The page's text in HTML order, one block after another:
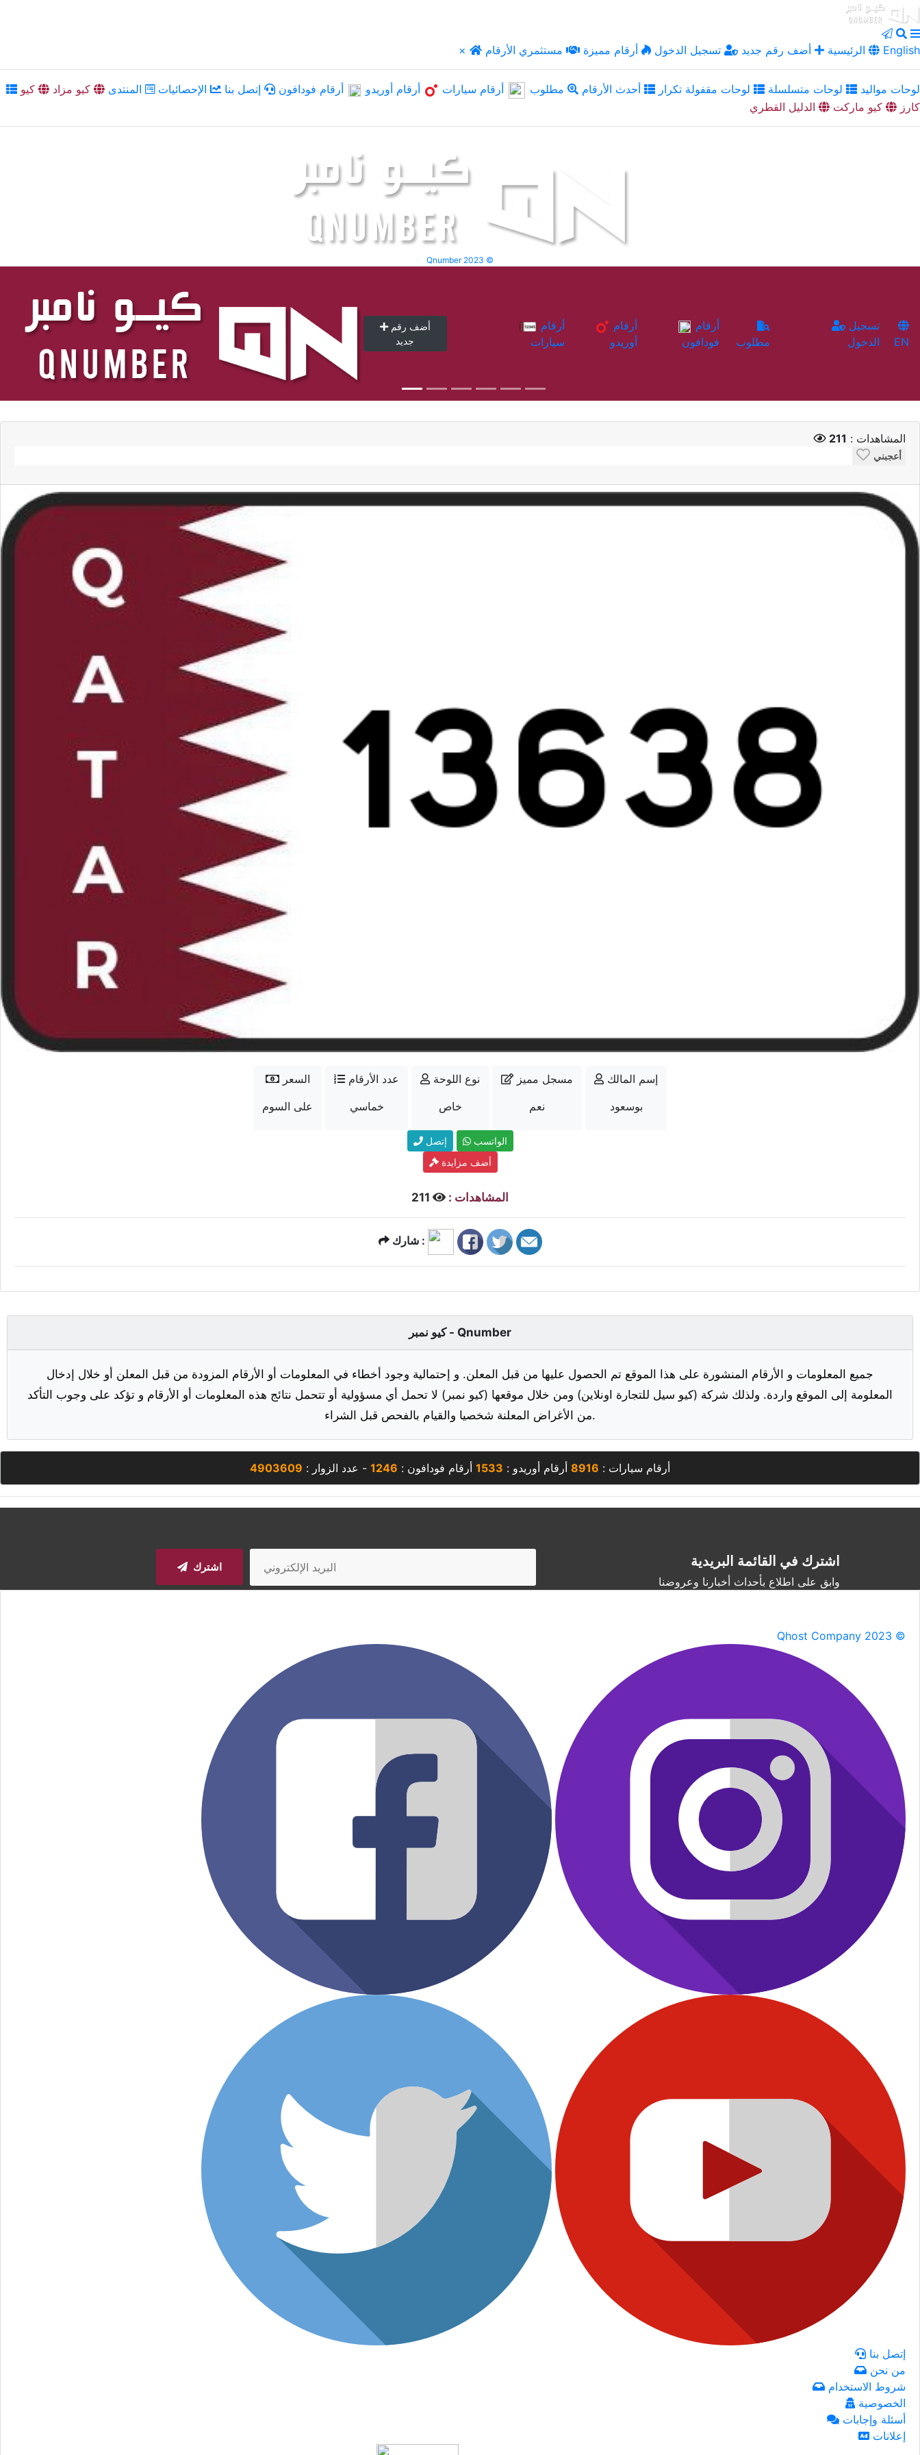
× الرئيسية أضف رقم جديد تسجيل الدخول أرقام مميزة مستثمري الأرقام English
لوحات مواليد لوحات متسلسلة لوحات مقفولة تكرار أحدث الأرقام مطلوب أرقام سيارات أرقام أوريدو أرقام فودافون إتصل بنا الإحصائيات المنتدى كيو مزاد
كيو
كارز
كيو ماركت الدليل القطري
Qnumber 2023 ©
أضف رقم
جديد
سيارات
أوريدو
فودافون
مطلوب
الدخول
EN
المشاهدات : 211
أعجبني
السعر
على السوم
عدد الأرقام
خماسي
نوع اللوحة
خاص
مسجل مميز
نعم
إسم المالك
بوسعود
إتصل
الواتسب
أضف مزايدة
المشاهدات :
شارك :
كيو نمبر - Qnumber
جميع المعلومات و الأرقام المنشورة على هذا الموقع تم الحصول عليها من قبل المعلن. و إحتمالية وجود أخطاء في المعلومات أو الأرقام المزودة من قبل المعلن أو خلال إدخال
المعلومة إلى الموقع واردة. ولذلك شركة (كيو سيل للتجارة اونلاين) ومن خلال موقعها (كيو نمبر) لا تحمل أي مسؤولية أو تتحمل نتائج هذه المعلومات أو الأرقام و تؤكد على وجوب التأكد
من الأغراض المعلنة شخصيا والقيام بالفحص قبل الشراء.
أرقام سيارات : 8916 أرقام أوريدو : 1533 أرقام فودافون : 1246 - عدد الزوار : 4903609
اشترك في القائمة البريدية
وابق على اطلاع بأحداث أخبارنا وعروضنا
اشترك
Qhost Company 2023 ©
إتصل بنا
من نحن
شروط الاستخدام
الخصوصية
أسئلة وإجابات
إعلانات